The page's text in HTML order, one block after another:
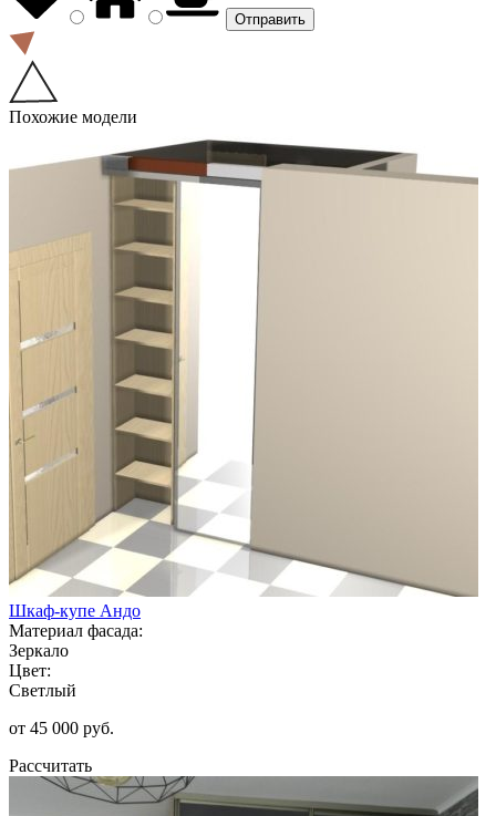
Похожие модели
Шкаф-купе Андо
Материал фасада:
Зеркало
Цвет:
Светлый
от 45 000 руб.
Рассчитать